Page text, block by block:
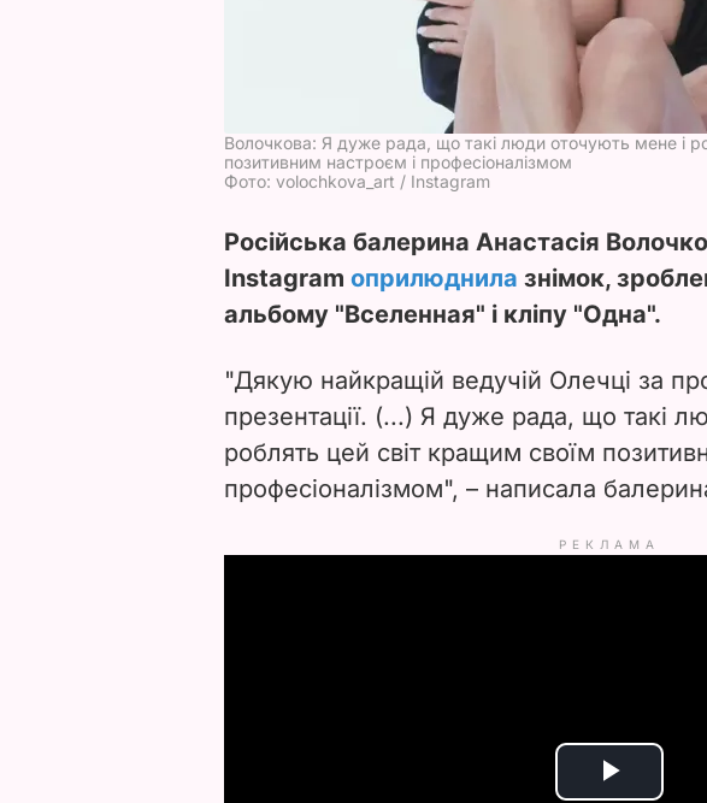
Волочкова: Я дуже рада, що такі люди оточують мене і
позитивним настроєм і професіоналізмом
Фото: volochkova_art / Instagram
Російська балерина Анастасія
Instagram оприлюднила знімок,
альбому "Вселенная" і кліпу "Одна".
"Дякую найкращій ведучій Олечці за
презентації. (...) Я дуже рада, що такі
роблять цей світ кращим своїм
професіоналізмом", – написала
РЕКЛАМА